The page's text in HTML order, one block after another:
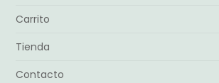
Carrito
Tienda
Contacto